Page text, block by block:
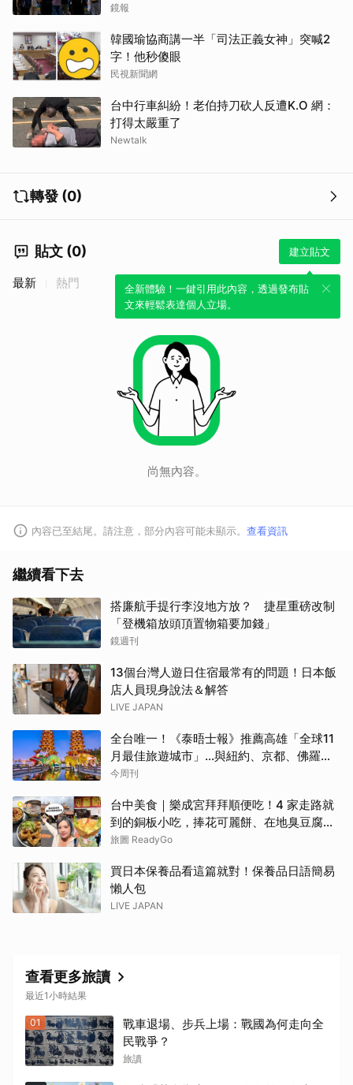
鏡報
韓國瑜協商講一半「司法正義女神」突喊2
字！他秒傻眼
民視新聞網
台中行車糾紛！老伯持刀砍人反遭K.O 網：
打得太嚴重了
Newtalk
轉發 (0)
貼文 (0) 建立貼文
全新體驗！一鍵引用此內容，透過發布貼
文來輕鬆表達個人立場。
最新 熱門
尚無內容。
內容已至結尾。請注意，部分內容可能未顯示。 查看資訊
繼續看下去
搭廉航手提行李沒地方放？ 捷星重磅改制
「登機箱放頭頂置物箱要加錢」
鏡週刊
13個台灣人遊日住宿最常有的問題！日本飯
店人員現身說法＆解答
LIVE JAPAN
全台唯一！《泰晤士報》推薦高雄「全球11
月最佳旅遊城市」…與紐約、京都、佛羅倫
斯共同入榜，理由曝光
今周刊
台中美食｜樂成宮拜拜順便吃！4 家走路就
到的銅板小吃，捧花可麗餅、在地臭豆腐、
烤甜甜圈一次收
旅圖 ReadyGo
買日本保養品看這篇就對！保養品日語簡易
懶人包
LIVE JAPAN
查看更多旅讀
最近1小時結果
01
戰車退場、步兵上場：戰國為何走向全
民戰爭？
旅讀